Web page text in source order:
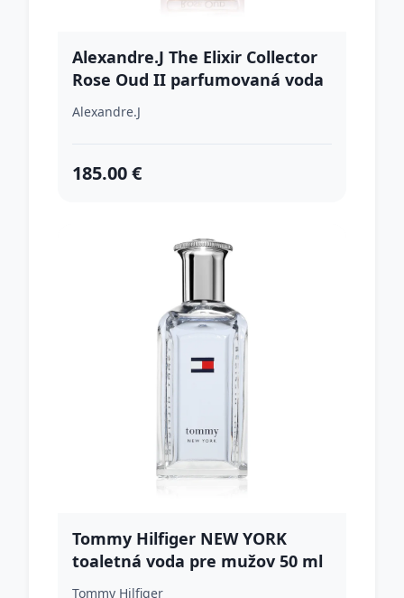
Alexandre.J The Elixir Collector
Rose Oud II parfumovaná voda
unisex 100 ml
Alexandre.J
185.00 €
Tommy Hilfiger NEW YORK
toaletná voda pre mužov 50 ml
Tommy Hilfiger